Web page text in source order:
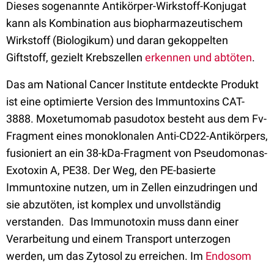
Dieses sogenannte Antikörper-Wirkstoff-Konjugat
kann als Kombination aus biopharmazeutischem
Wirkstoff (Biologikum) und daran gekoppelten
Giftstoff, gezielt Krebszellen erkennen und abtöten.
Das am National Cancer Institute entdeckte Produkt
ist eine optimierte Version des Immuntoxins CAT-
3888. Moxetumomab pasudotox besteht aus dem Fv-
Fragment eines monoklonalen Anti-CD22-Antikörpers,
fusioniert an ein 38-kDa-Fragment von Pseudomonas-
Exotoxin A, PE38. Der Weg, den PE-basierte
Immuntoxine nutzen, um in Zellen einzudringen und
sie abzutöten, ist komplex und unvollständig
verstanden. Das Immunotoxin muss dann einer
Verarbeitung und einem Transport unterzogen
werden, um das Zytosol zu erreichen. Im Endosom